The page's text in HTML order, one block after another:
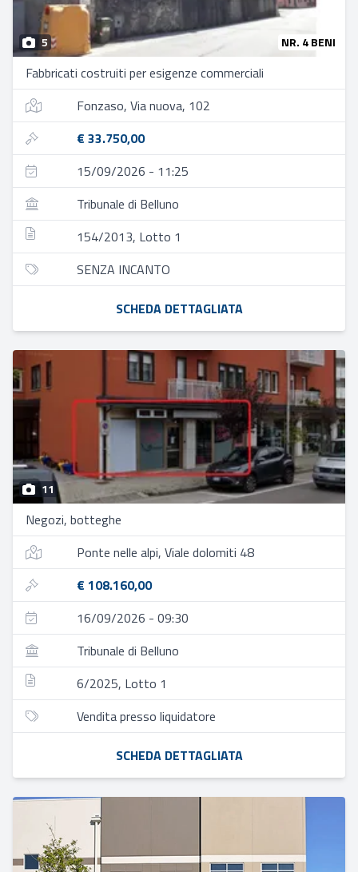
5 NR. 4 BENI
Fabbricati costruiti per esigenze commerciali
Fonzaso, Via nuova, 102
€ 33.750,00
15/09/2026 - 11:25
Tribunale di Belluno
154/2013, Lotto 1
SENZA INCANTO
SCHEDA DETTAGLIATA
11
Negozi, botteghe
Ponte nelle alpi, Viale dolomiti 48
€ 108.160,00
16/09/2026 - 09:30
Tribunale di Belluno
6/2025, Lotto 1
Vendita presso liquidatore
SCHEDA DETTAGLIATA